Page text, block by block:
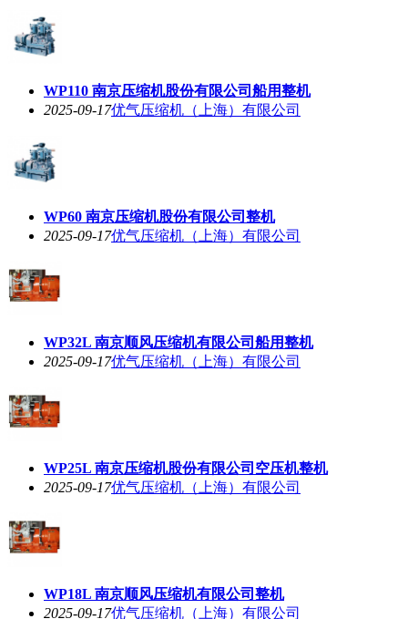
WP110 南京压缩机股份有限公司船用整机
2025-09-17优气压缩机（上海）有限公司
WP60 南京压缩机股份有限公司整机
2025-09-17优气压缩机（上海）有限公司
WP32L 南京顺风压缩机有限公司船用整机
2025-09-17优气压缩机（上海）有限公司
WP25L 南京压缩机股份有限公司空压机整机
2025-09-17优气压缩机（上海）有限公司
WP18L 南京顺风压缩机有限公司整机
2025-09-17优气压缩机（上海）有限公司